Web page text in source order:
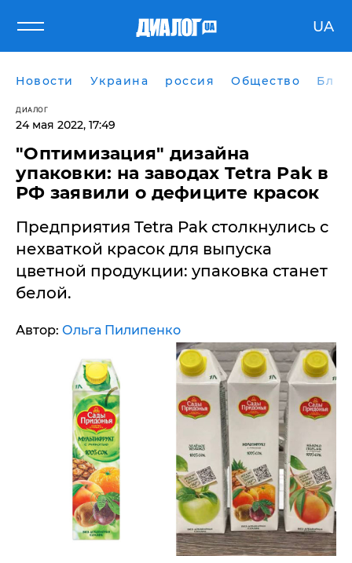
UA
Новости Украина россия Общество
ДИАЛОГ
24 мая 2022, 17:49
"Оптимизация" дизайна
упаковки: на заводах Tetra Pak в
РФ заявили о дефиците красок
Предприятия Tetra Pak столкнулись с
нехваткой красок для выпуска
цветной продукции: упаковка станет
белой.
Автор: Ольга Пилипенко